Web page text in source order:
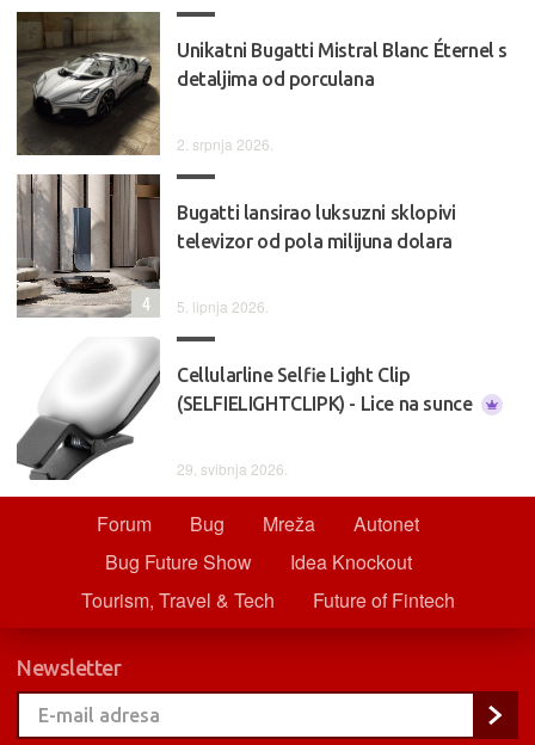
Unikatni Bugatti Mistral Blanc Éternel s
detaljima od porculana
2. srpnja 2026.
Bugatti lansirao luksuzni sklopivi
televizor od pola milijuna dolara
5. lipnja 2026.
4
Cellularline Selfie Light Clip
(SELFIELIGHTCLIPK) - Lice na sunce
29. svibnja 2026.
Forum Bug Mreža
Autonet
Bug Future Show
Idea Knockout
Tourism, Travel & Tech
Future of Fintech
Newsletter